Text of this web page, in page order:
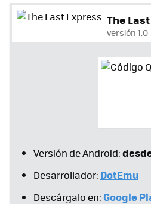
The
versión 1.0
Versión de Android:
Desarrollador: DotEmu
Descárgalo en: Google